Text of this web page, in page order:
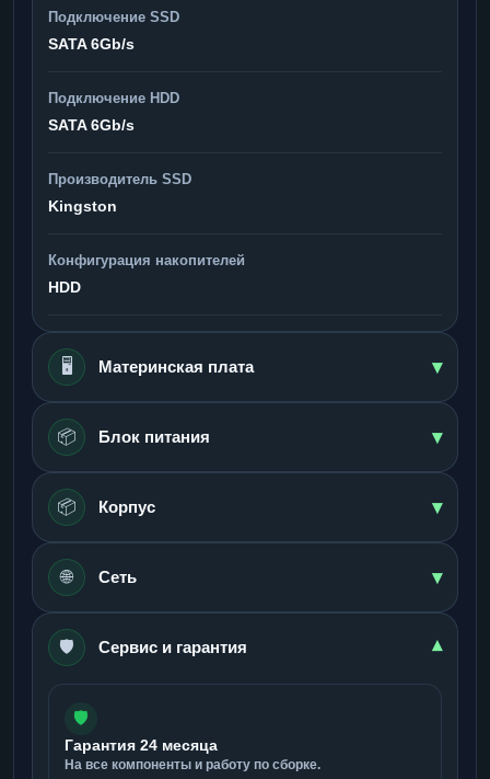
Подключение SSD
SATA 6Gb/s
Подключение HDD
SATA 6Gb/s
Производитель SSD
Kingston
Конфигурация накопителей
HDD
🖥️ Материнская плата ▾
📦 Блок питания ▾
📦 Корпус ▾
🌐 Сеть ▾
🛡️ Сервис и гарантия ▾
🛡️
Гарантия 24 месяца
На все компоненты и работу по сборке.